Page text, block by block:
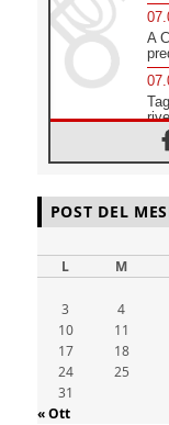
A
Il
POST DEL
L M
3
4
10
11
17
18
24
25
31
« Ott